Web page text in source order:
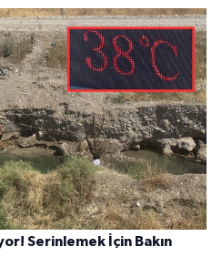
Serinlemek İçin Bakın